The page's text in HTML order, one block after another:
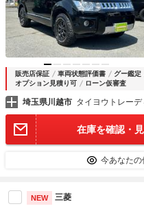
販売店保証 車両状態評価書 グー鑑定
オプション見積り可
ローン仮審査
埼玉県川越市 タイヨウトレー
在庫を確認・
今あなたの
NEW 三菱